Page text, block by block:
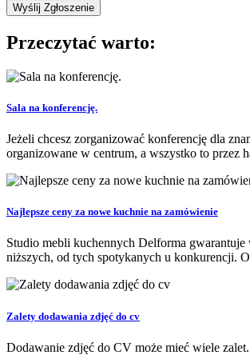
Przeczytać warto:
Sala na konferencję.
Jeżeli chcesz zorganizować konferencję dla
organizowane w centrum, a wszystko to przez
Najlepsze ceny za nowe kuchnie na zamówienie
Studio mebli kuchennych Delforma
niższych, od tych spotykanych u konkurencji.
Zalety dodawania zdjęć do cv
Dodawanie zdjęć do CV może mieć wiele